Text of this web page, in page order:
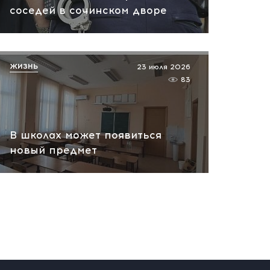
НАТО планирует и
России! Сенсационное
заявление хакеров
07.08.2026 10:07
соседей в сочинском дворе
В школах может появиться
новый предмет
23 июля 2026
83
ЖИЗНЬ